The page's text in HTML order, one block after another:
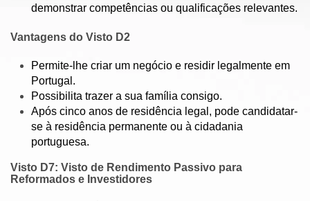
demonstrar competências ou qualificações relevantes.
Vantagens do Visto D2
Permite-lhe criar um negócio e residir legalmente em
Portugal.
Possibilita trazer a sua família consigo.
Após cinco anos de residência legal, pode candidatar-
se à residência permanente ou à cidadania
portuguesa.
Visto D7: Visto de Rendimento Passivo para
Reformados e Investidores